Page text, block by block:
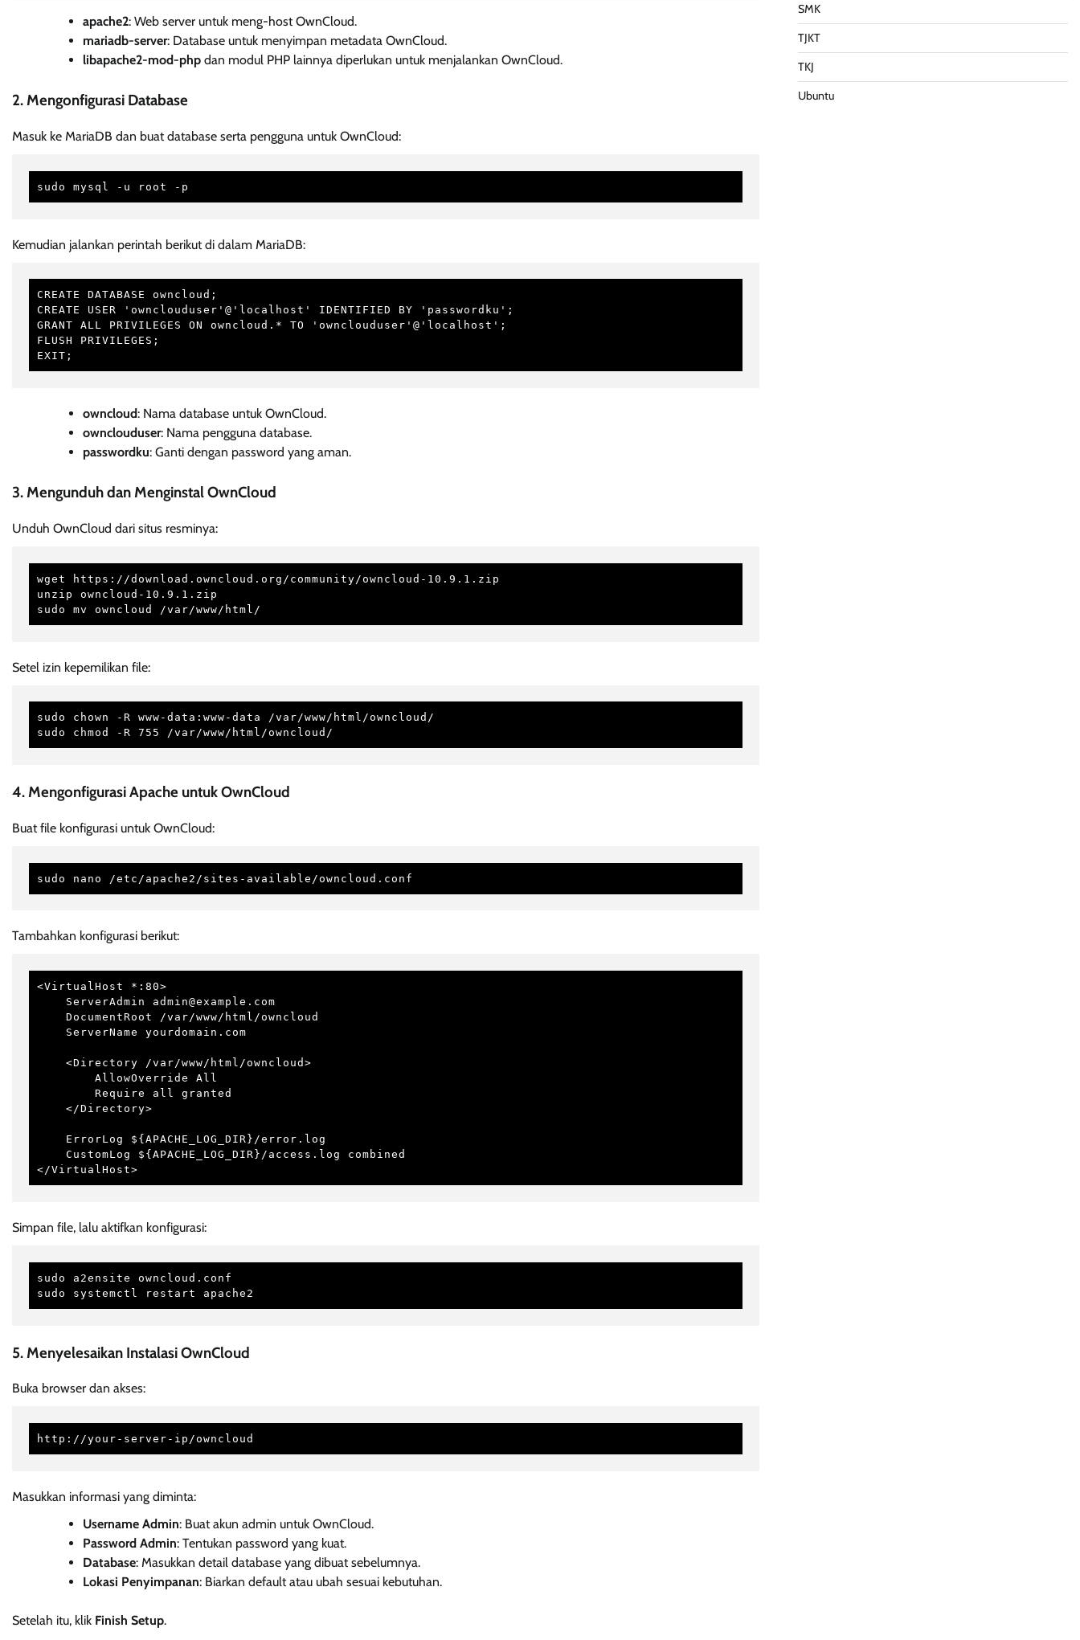
apache2: Web server untuk meng-host OwnCloud.
mariadb-server: Database untuk menyimpan metadata OwnCloud.
libapache2-mod-php dan modul PHP lainnya diperlukan untuk menjalankan OwnCloud.
2. Mengonfigurasi Database
Masuk ke MariaDB dan buat database serta pengguna untuk OwnCloud:
sudo mysql -u root -p
Kemudian jalankan perintah berikut di dalam MariaDB:
CREATE DATABASE owncloud;
CREATE USER 'ownclouduser'@'localhost' IDENTIFIED BY 'passwordku';
GRANT ALL PRIVILEGES ON owncloud.* TO 'ownclouduser'@'localhost';
FLUSH PRIVILEGES;
EXIT;
owncloud: Nama database untuk OwnCloud.
ownclouduser: Nama pengguna database.
passwordku: Ganti dengan password yang aman.
3. Mengunduh dan Menginstal OwnCloud
Unduh OwnCloud dari situs resminya:
wget https://download.owncloud.org/community/owncloud-10.9.1.zip
unzip owncloud-10.9.1.zip
sudo mv owncloud /var/www/html/
Setel izin kepemilikan file:
sudo chown -R www-data:www-data /var/www/html/owncloud/
sudo chmod -R 755 /var/www/html/owncloud/
4. Mengonfigurasi Apache untuk OwnCloud
Buat file konfigurasi untuk OwnCloud:
sudo nano /etc/apache2/sites-available/owncloud.conf
Tambahkan konfigurasi berikut:
<VirtualHost *:80>
</VirtualHost>
Simpan file, lalu aktifkan konfigurasi:
sudo a2ensite owncloud.conf
sudo systemctl restart apache2
5. Menyelesaikan Instalasi OwnCloud
Buka browser dan akses:
http://your-server-ip/owncloud
Masukkan informasi yang diminta:
Username Admin: Buat akun admin untuk OwnCloud.
Password Admin: Tentukan password yang kuat.
Database: Masukkan detail database yang dibuat sebelumnya.
Lokasi Penyimpanan: Biarkan default atau ubah sesuai kebutuhan.
Setelah itu, klik Finish Setup.
SMK
TJKT
TKJ
Ubuntu